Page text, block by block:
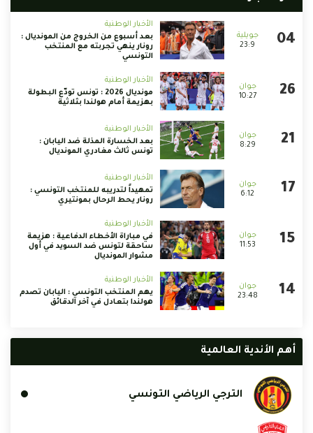
23:9
الأخبار الوطنية
بعد أسبوع من الخروج من المونديال :
رونار ينهي تجربته مع المنتخب
التونسي
10:27
الأخبار الوطنية
مونديال 2026 : تونس تودّع البطولة
بهزيمة أمام هولندا بثلاثية
8:29
الأخبار الوطنية
بعد الخسارة المذلة ضد اليابان :
تونس ثالث مغادري المونديال
6:12
الأخبار الوطنية
تمهيداً لتدريبه للمنتخب التونسي :
رونار يحط الرحال بمونتيري
11:53
الأخبار الوطنية
في مباراة الأخطاء الدفاعية : هزيمة
ساحقة لتونس ضد السويد في أول
مشوار المونديال
23:48
الأخبار الوطنية
يهم المنتخب التونسي : اليابان تصدم
هولندا بتعادل في آخر الدقائق
أهم الأندية العالمية
الترجي الرياضي التونسي